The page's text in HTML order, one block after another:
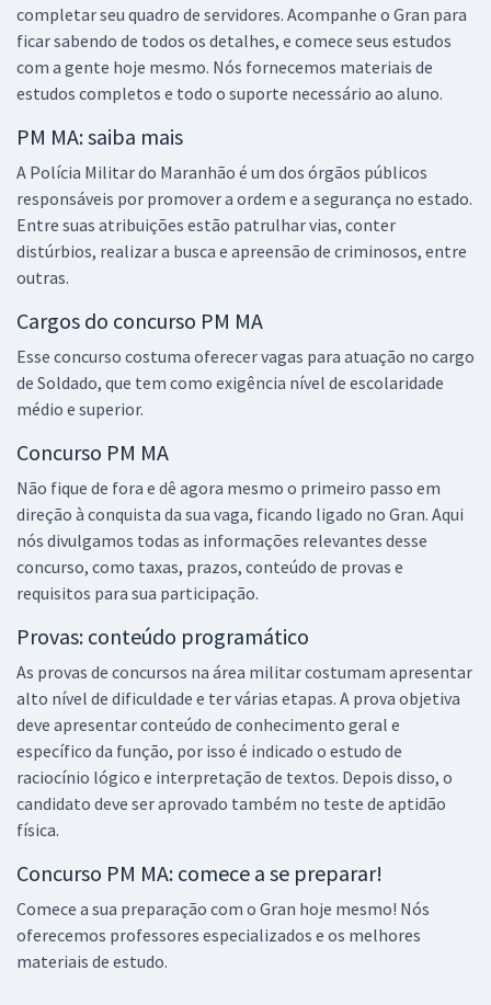
completar seu quadro de servidores. Acompanhe o Gran para
ficar sabendo de todos os detalhes, e comece seus estudos
com a gente hoje mesmo. Nós fornecemos materiais de
estudos completos e todo o suporte necessário ao aluno.
PM MA: saiba mais
A Polícia Militar do Maranhão é um dos órgãos públicos
responsáveis por promover a ordem e a segurança no estado.
Entre suas atribuições estão patrulhar vias, conter
distúrbios, realizar a busca e apreensão de criminosos, entre
outras.
Cargos do concurso PM MA
Esse concurso costuma oferecer vagas para atuação no cargo
de Soldado, que tem como exigência nível de escolaridade
médio e superior.
Concurso PM MA
Não fique de fora e dê agora mesmo o primeiro passo em
direção à conquista da sua vaga, ficando ligado no Gran. Aqui
nós divulgamos todas as informações relevantes desse
concurso, como taxas, prazos, conteúdo de provas e
requisitos para sua participação.
Provas: conteúdo programático
As provas de concursos na área militar costumam apresentar
alto nível de dificuldade e ter várias etapas. A prova objetiva
deve apresentar conteúdo de conhecimento geral e
específico da função, por isso é indicado o estudo de
raciocínio lógico e interpretação de textos. Depois disso, o
candidato deve ser aprovado também no teste de aptidão
física.
Concurso PM MA: comece a se preparar!
Comece a sua preparação com o Gran hoje mesmo! Nós
oferecemos professores especializados e os melhores
materiais de estudo.